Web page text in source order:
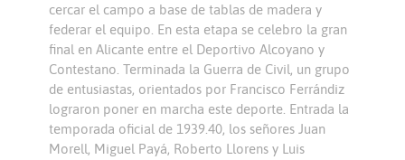
cercar el campo a base de tablas de madera y
federar el equipo. En esta etapa se celebro la gran
final en Alicante entre el Deportivo Alcoyano y
Contestano. Terminada la Guerra de Civil, un grupo
de entusiastas, orientados por Francisco Ferrándiz
lograron poner en marcha este deporte. Entrada la
temporada oficial de 1939.40, los señores Juan
Morell, Miguel Payá, Roberto Llorens y Luis